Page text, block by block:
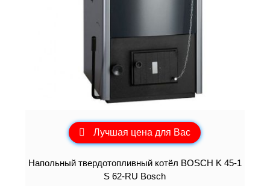
Лучшая цена для Вас
Напольный твердотопливный котёл BOSCH K 45-1
S 62-RU Bosch